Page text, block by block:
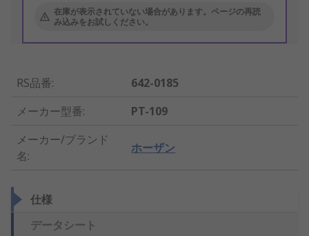
在庫が表示されていない場合があります。ページの再読
み込みをお試しください。
RS品番:
642-0185
メーカー型番:
PT-109
メーカー/ブランド
名:
ホーザン
仕様
データシート